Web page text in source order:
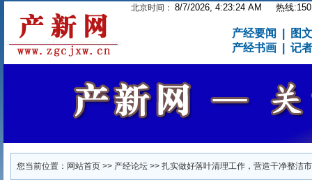
北京时间： 8/7/2026, 4:23:24 AM 热线
产经要闻
图
产经书画
记
您当前位置： 网站首页 >> 产经论坛 >> 扎实做好落叶清理工作，营造干净整洁